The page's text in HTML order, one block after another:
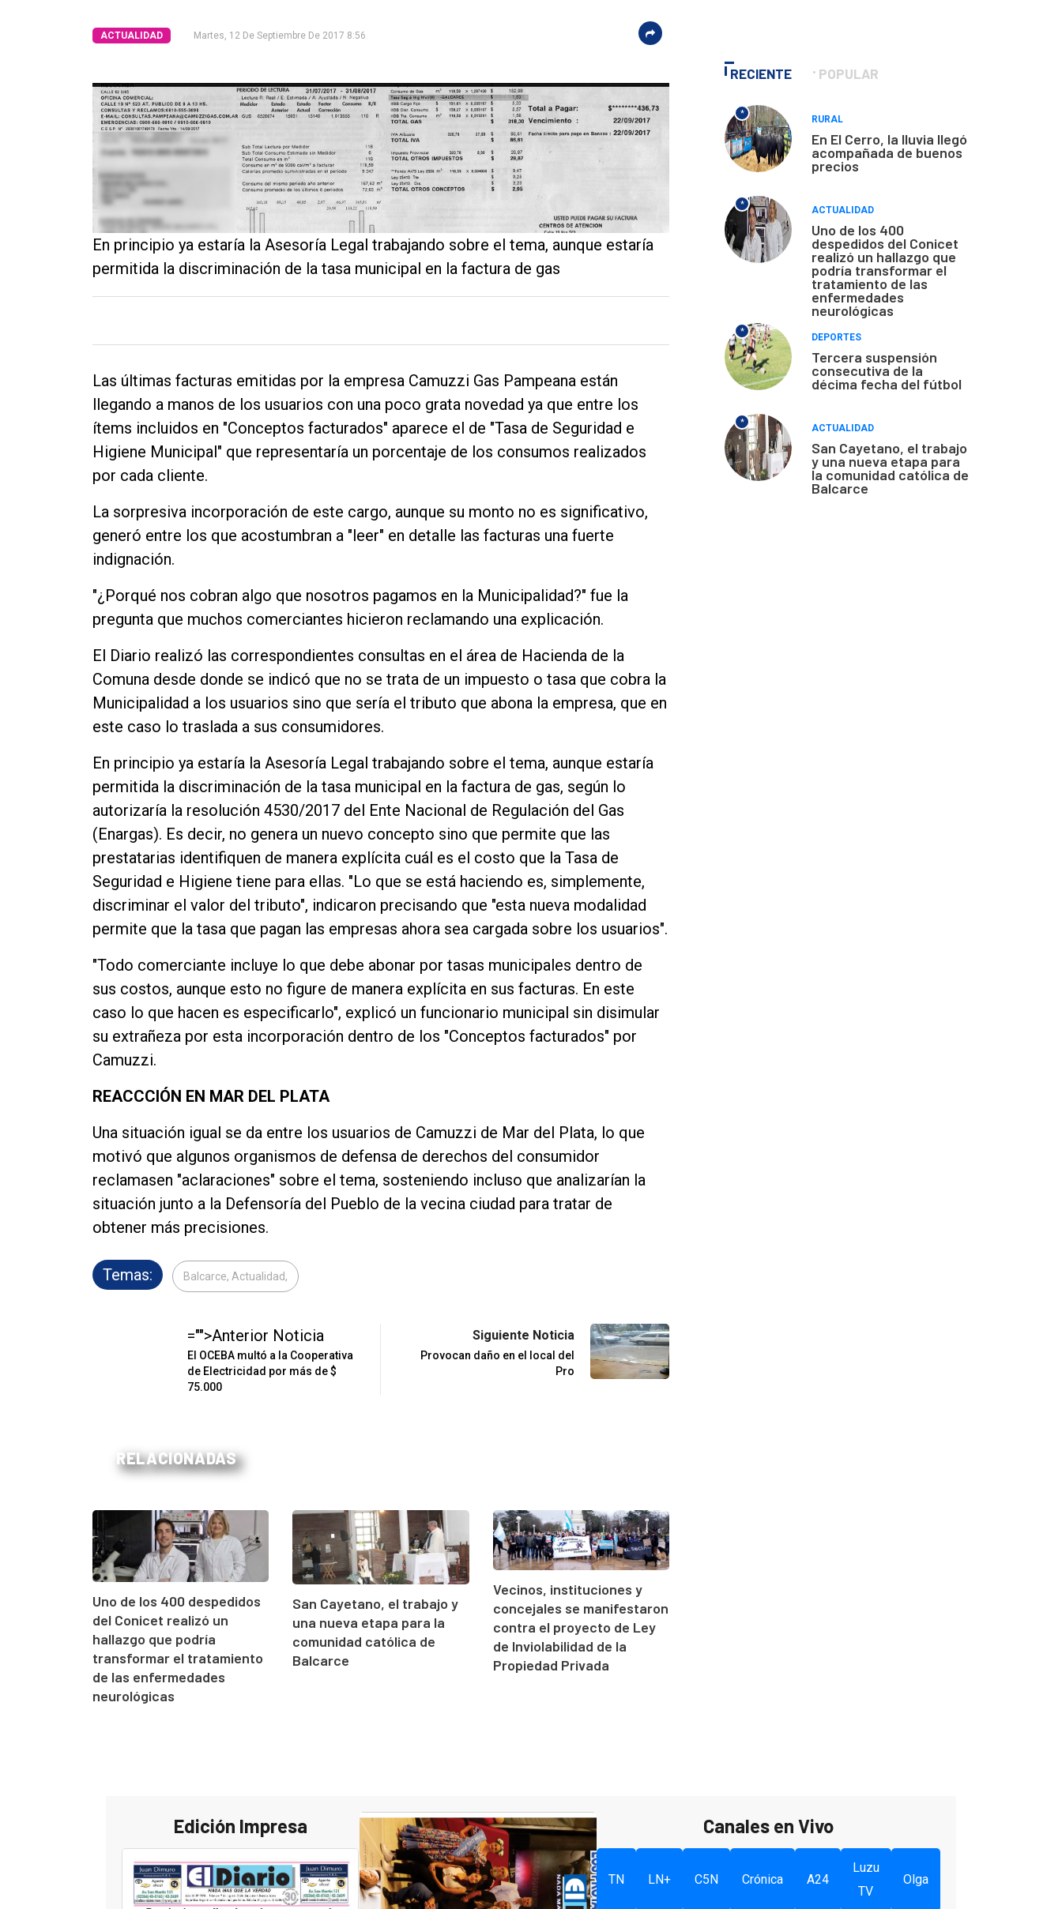
Fúnebres
Nosotros
ACTUALIDAD Martes, 12 De Septiembre De 2017 8:56
En principio ya estaría la Asesoría Legal trabajando sobre el tema, aunque estaría
permitida la discriminación de la tasa municipal en la factura de gas
Las últimas facturas emitidas por la empresa Camuzzi Gas Pampeana están
llegando a manos de los usuarios con una poco grata novedad ya que entre los
ítems incluidos en "Conceptos facturados" aparece el de "Tasa de Seguridad e
Higiene Municipal" que representaría un porcentaje de los consumos realizados
por cada cliente.
La sorpresiva incorporación de este cargo, aunque su monto no es significativo,
generó entre los que acostumbran a "leer" en detalle las facturas una fuerte
indignación.
"¿Porqué nos cobran algo que nosotros pagamos en la Municipalidad?" fue la
pregunta que muchos comerciantes hicieron reclamando una explicación.
El Diario realizó las correspondientes consultas en el área de Hacienda de la
Comuna desde donde se indicó que no se trata de un impuesto o tasa que cobra la
Municipalidad a los usuarios sino que sería el tributo que abona la empresa, que en
este caso lo traslada a sus consumidores.
En principio ya estaría la Asesoría Legal trabajando sobre el tema, aunque estaría
permitida la discriminación de la tasa municipal en la factura de gas, según lo
autorizaría la resolución 4530/2017 del Ente Nacional de Regulación del Gas
(Enargas). Es decir, no genera un nuevo concepto sino que permite que las
prestatarias identifiquen de manera explícita cuál es el costo que la Tasa de
Seguridad e Higiene tiene para ellas. "Lo que se está haciendo es, simplemente,
discriminar el valor del tributo", indicaron precisando que "esta nueva modalidad
permite que la tasa que pagan las empresas ahora sea cargada sobre los usuarios".
"Todo comerciante incluye lo que debe abonar por tasas municipales dentro de
sus costos, aunque esto no figure de manera explícita en sus facturas. En este
caso lo que hacen es especificarlo", explicó un funcionario municipal sin disimular
su extrañeza por esta incorporación dentro de los "Conceptos facturados" por
Camuzzi.
REACCCIÓN EN MAR DEL PLATA
Una situación igual se da entre los usuarios de Camuzzi de Mar del Plata, lo que
motivó que algunos organismos de defensa de derechos del consumidor
reclamasen "aclaraciones" sobre el tema, sosteniendo incluso que analizarían la
situación junto a la Defensoría del Pueblo de la vecina ciudad para tratar de
obtener más precisiones.
Temas: Balcarce, Actualidad,
="">Anterior Noticia
El OCEBA multó a la Cooperativa
de Electricidad por más de $
75.000
Siguiente Noticia
Provocan daño en el local del
Pro
RELACIONADAS
Uno de los 400 despedidos
del Conicet realizó un
hallazgo que podría
transformar el tratamiento
de las enfermedades
neurológicas
San Cayetano, el trabajo y
una nueva etapa para la
comunidad católica de
Balcarce
Vecinos, instituciones y
concejales se manifestaron
contra el proyecto de Ley
de Inviolabilidad de la
Propiedad Privada
RECIENTE POPULAR
*
RURAL
En El Cerro, la lluvia llegó
acompañada de buenos
precios
*
ACTUALIDAD
Uno de los 400
despedidos del Conicet
realizó un hallazgo que
podría transformar el
tratamiento de las
enfermedades
neurológicas
*
DEPORTES
Tercera suspensión
consecutiva de la
décima fecha del fútbol
*
ACTUALIDAD
San Cayetano, el trabajo
y una nueva etapa para
la comunidad católica de
Balcarce
Edición Impresa Canales en Vivo
TN LN+ C5N Crónica A24
Luzu
TV
Olga